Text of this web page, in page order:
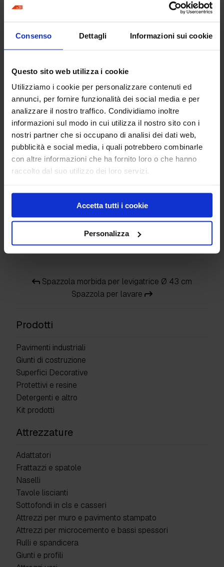
Consenso Dettagli Informazioni sui cookie
Questo sito web utilizza i cookie
Utilizziamo i cookie per personalizzare contenuti ed
annunci, per fornire funzionalità dei social media e per
analizzare il nostro traffico. Condividiamo inoltre
informazioni sul modo in cui utilizza il nostro sito con i
nostri partner che si occupano di analisi dei dati web,
pubblicità e social media, i quali potrebbero combinarle
con altre informazioni che ha fornito loro o che hanno
raccolto dal suo utilizzo dei loro servizi.
Accetta tutti i cookie
Personalizza
Spazzola morbida per levigatrice Ø 43 cm
Spazzola per lavare
Prodotti
Pavimenti industriali
Giunti di costruzione
Superfici Decorative
Protettivi e resine
Detergenti e altro
Kit prodotti
Attrezzature
Adattatori
Frattazzi e spatole
Naselli
Tavole liscianti
Sottofondi in cls e casseri
Attrezzi per muro e pavimento stampato
Attrezzi per microcemento e bassi spessori
Rulli e spandicera
Giunti e profili
Lisciatrice motore
benzina Ø 120 cm
Lisciatrice a motore
benzina Ø 90 cm
Lisciatrici doppie per
pavimenti in